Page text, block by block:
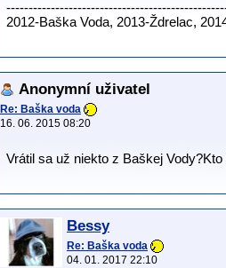
2012-Baška Voda, 2013-Ždrelac,
Anonymní uživatel
Re: Baška voda
16. 06. 2015 08:20
Vrátil sa už niekto z Baškej
Bessy
Re: Baška voda
04. 01. 2017 22:10